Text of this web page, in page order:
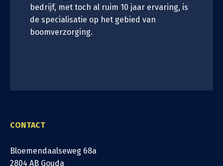
bedrijf, met toch al ruim 10 jaar ervaring, is
de specialisatie op het gebied van
boomverzorging.
CONTACT
Bloemendaalseweg 68a
2804 AB Gouda